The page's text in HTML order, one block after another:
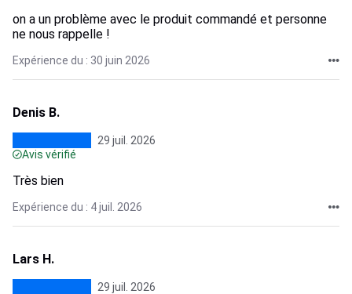
on a un problème avec le produit commandé et personne
ne nous rappelle !
Expérience du : 30 juin 2026
Denis B.
29 juil. 2026
Avis vérifié
Très bien
Expérience du : 4 juil. 2026
Lars H.
29 juil. 2026